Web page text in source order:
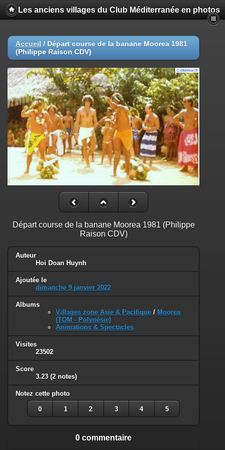
Les anciens villages du Club Méditerranée en photos
Accueil / Départ course de la banane Moorea 1981
(Philippe Raison CDV)
Départ course de la banane Moorea 1981 (Philippe
Raison CDV)
Auteur
Hoi Doan Huynh
Ajoutée le
dimanche 9 janvier 2022
Albums
Villages zone Asie & Pacifique / Moorea
(TOM - Polynésie)
Animations & Spectacles
Visites
23502
Score
3.23 (2 notes)
Notez cette photo
0 1 2 3 4 5
0 commentaire